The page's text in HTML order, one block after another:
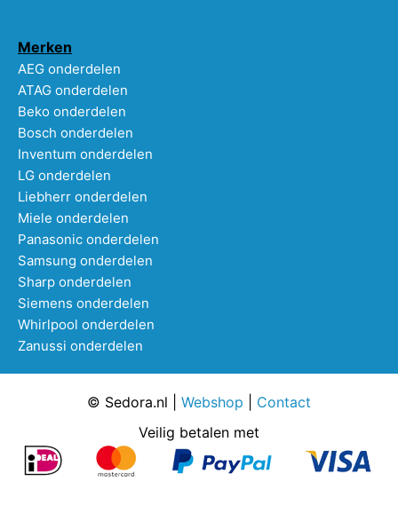
Merken
AEG onderdelen
ATAG onderdelen
Beko onderdelen
Bosch onderdelen
Inventum onderdelen
LG onderdelen
Liebherr onderdelen
Miele onderdelen
Panasonic onderdelen
Samsung onderdelen
Sharp onderdelen
Siemens onderdelen
Whirlpool onderdelen
Zanussi onderdelen
© Sedora.nl | Webshop
Contact
Veilig betalen met